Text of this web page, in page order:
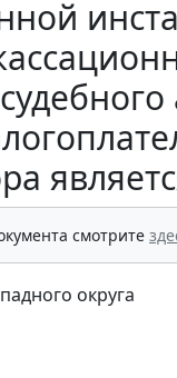
смотрите
округа